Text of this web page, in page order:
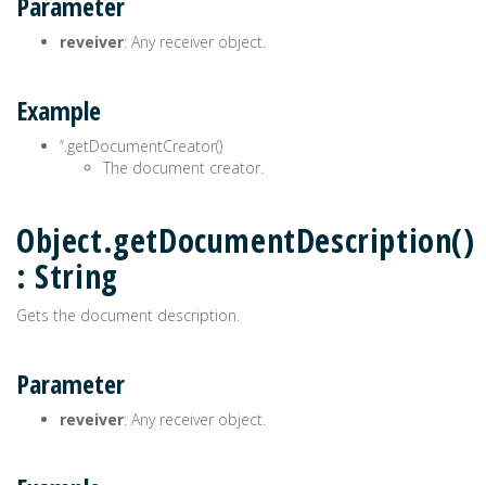
reveiver: Any receiver object.
Example
’‘.getDocumentCreator()
The document creator.
Object.getDocumentDescription()
: String
Gets the document description.
Parameter
reveiver: Any receiver object.